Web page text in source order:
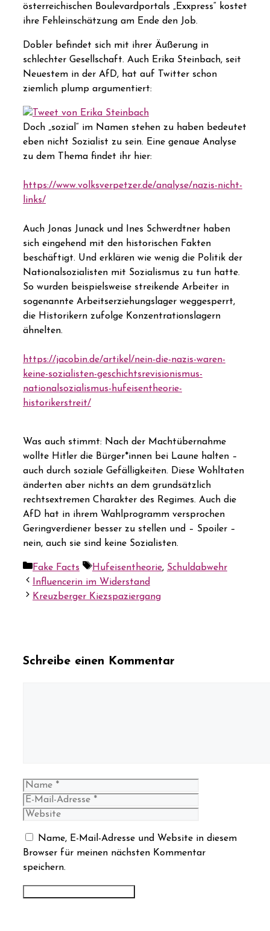
österreichischen Boulevardportals „Exxpress“ kostet
ihre Fehleinschätzung am Ende den Job.
Dobler befindet sich mit ihrer Äußerung in
schlechter Gesellschaft. Auch Erika Steinbach, seit
Neuestem in der AfD, hat auf Twitter schon
ziemlich plump argumentiert:
Doch „sozial“ im Namen stehen zu haben bedeutet
eben nicht Sozialist zu sein. Eine genaue Analyse
zu dem Thema findet ihr hier:
https://www.volksverpetzer.de/analyse/nazis-nicht-
links/
Auch Jonas Junack und Ines Schwerdtner haben
sich eingehend mit den historischen Fakten
beschäftigt. Und erklären wie wenig die Politik der
Nationalsozialisten mit Sozialismus zu tun hatte.
So wurden beispielsweise streikende Arbeiter in
sogenannte Arbeitserziehungslager weggesperrt,
die Historikern zufolge Konzentrationslagern
ähnelten.
https://jacobin.de/artikel/nein-die-nazis-waren-
keine-sozialisten-geschichtsrevisionismus-
nationalsozialismus-hufeisentheorie-
historikerstreit/
Was auch stimmt: Nach der Machtübernahme
wollte Hitler die Bürger*innen bei Laune halten –
auch durch soziale Gefälligkeiten. Diese Wohltaten
änderten aber nichts an dem grundsätzlich
rechtsextremen Charakter des Regimes. Auch die
AfD hat in ihrem Wahlprogramm versprochen
Geringverdiener besser zu stellen und – Spoiler –
nein, auch sie sind keine Sozialisten.
Kategorien
Fake Facts Schlagwörter
Hufeisentheorie, Schuldabwehr
Influencerin im Widerstand
Kreuzberger Kiezspaziergang
Schreibe einen Kommentar
Name
Name, E-Mail-Adresse und Website in diesem
Browser für meinen nächsten Kommentar
speichern.